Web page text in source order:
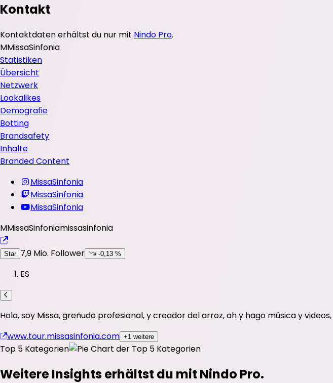
Kontakt
Kontaktdaten erhältst du nur mit Nindo Pro.
MMissaSinfonia
Statistiken
Übersicht
Netzwerk
Lookalikes
Demografie
Botting
Brandsafety
Inhalte
Branded Content
MissaSinfonia
MissaSinfonia
MissaSinfonia
MMissaSinfoniamissasinfonia
Star 7,9 Mio. Follower -0,13 %
ES
Hola, soy Missa, greñudo profesional, y creador del arroz, ah y hago música y videos,
www.tour.missasinfonia.com +1 weitere
Top 5 Kategorien
Weitere Insights erhältst du mit Nindo Pro.